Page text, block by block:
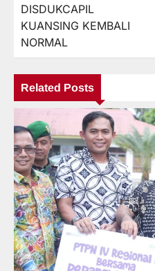
DISDUKCAPIL
KUANSING KEMBALI
NORMAL
Related Posts